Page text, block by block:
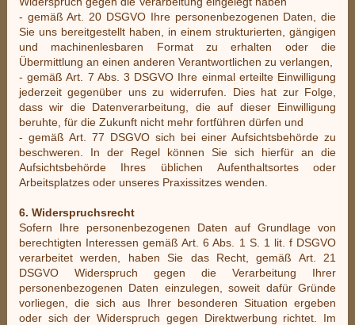
- gemäß Art. 20 DSGVO Ihre personenbezogenen Daten, die
Sie uns bereitgestellt haben, in einem strukturierten, gängigen
und machinenlesbaren Format zu erhalten oder die
Übermittlung an einen anderen Verantwortlichen zu verlangen,
- gemäß Art. 7 Abs. 3 DSGVO Ihre einmal erteilte Einwilligung
jederzeit gegenüber uns zu widerrufen. Dies hat zur Folge,
dass wir die Datenverarbeitung, die auf dieser Einwilligung
beruhte, für die Zukunft nicht mehr fortführen dürfen und
- gemäß Art. 77 DSGVO sich bei einer Aufsichtsbehörde zu
beschweren. In der Regel können Sie sich hierfür an die
Aufsichtsbehörde Ihres üblichen Aufenthaltsortes oder
Arbeitsplatzes oder unseres Praxissitzes wenden.
6. Widerspruchsrecht
Sofern Ihre personenbezogenen Daten auf Grundlage von
berechtigten Interessen gemäß Art. 6 Abs. 1 S. 1 lit. f DSGVO
verarbeitet werden, haben Sie das Recht, gemäß Art. 21
DSGVO Widerspruch gegen die Verarbeitung Ihrer
personenbezogenen Daten einzulegen, soweit dafür Gründe
vorliegen, die sich aus Ihrer besonderen Situation ergeben
oder sich der Widerspruch gegen Direktwerbung richtet. Im